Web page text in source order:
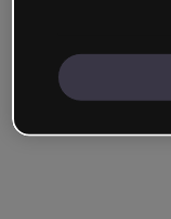
Recuérdame